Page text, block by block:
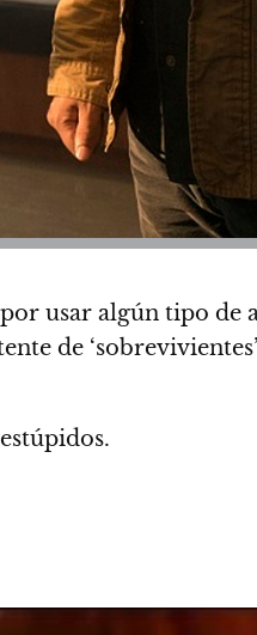
por usar algún tipo de
de